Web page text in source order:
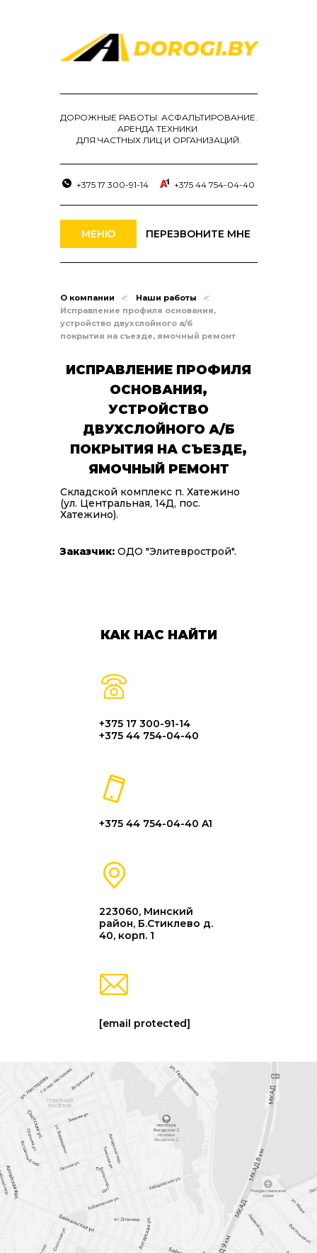
ДОРОЖНЫЕ РАБОТЫ. АСФАЛЬТИРОВАНИЕ.
АРЕНДА ТЕХНИКИ.
ДЛЯ ЧАСТНЫХ ЛИЦ И ОРГАНИЗАЦИЙ.
+375 17 300-91-14 +375 44 754-04-40
МЕНЮ ПЕРЕЗВОНИТЕ МНЕ
О компании
Наши работы
Исправление профиля основания,
устройство двухслойного а/б
покрытия на съезде, ямочный ремонт
ИСПРАВЛЕНИЕ ПРОФИЛЯ
ОСНОВАНИЯ,
УСТРОЙСТВО
ДВУХСЛОЙНОГО А/Б
ПОКРЫТИЯ НА СЪЕЗДЕ,
ЯМОЧНЫЙ РЕМОНТ
Складской комплекс п. Хатежино
(ул. Центральная, 14Д, пос.
Хатежино).
Заказчик:ОДО "Элитеврострой".
КАК НАС НАЙТИ
223060, Минский
район, Б.Стиклево д.
40, корп. 1
+375 17 300-91-14
+375 44 754-04-40
+375 44 754-04-40 A1
[email protected]